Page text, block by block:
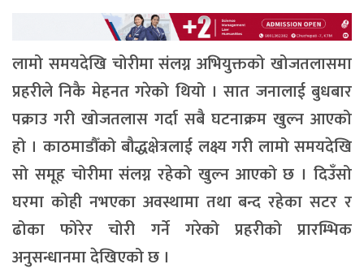
लामो समयदेखि चोरीमा संलग्न अभियुक्तको खोजतलासमा
प्रहरीले निकै मेहनत गरेको थियो । सात जनालाई बुधबार
पक्राउ गरी खोजतलास गर्दा सबै घटनाक्रम खुल्न आएको
हो । काठमाडौँको बौद्धक्षेत्रलाई लक्ष्य गरी लामो समयदेखि
सो समूह चोरीमा संलग्न रहेको खुल्न आएको छ । दिउँसो
घरमा कोही नभएका अवस्थामा तथा बन्द रहेका सटर र
ढोका फोरेर चोरी गर्ने गरेको प्रहरीको प्रारम्भिक
अनुसन्धानमा देखिएको छ ।